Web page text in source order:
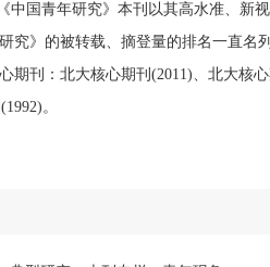
中国青年研究》本刊以其高水准、新
究》的被转载、摘登量的排名一直名
期刊：北大核心期刊(2011)、北大核
。